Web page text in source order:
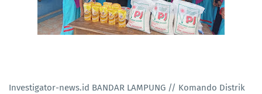
Investigator-news.id BANDAR LAMPUNG // Komando Distrik